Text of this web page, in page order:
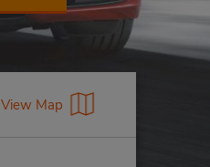
View Map